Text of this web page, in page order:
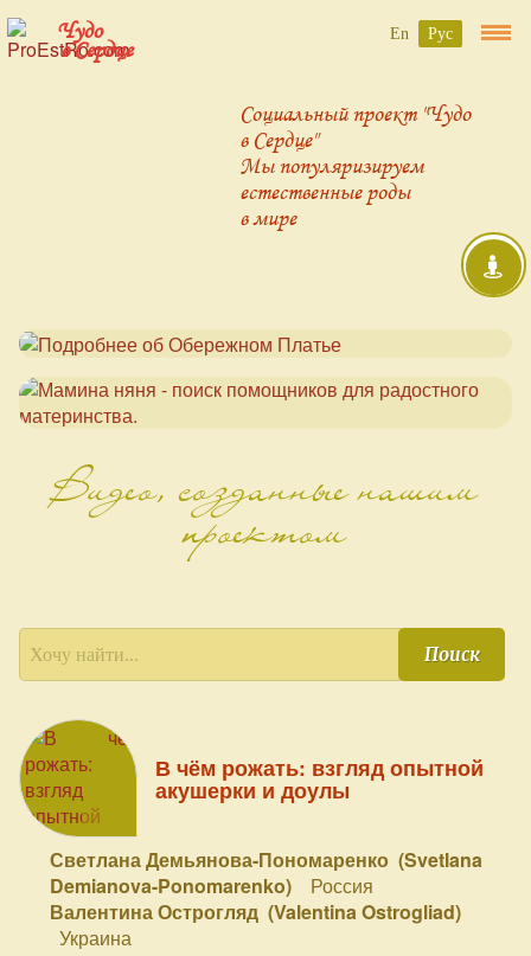
Чудо
в Сердце
Социальный проект "Чудо
в Сердце"
Мы популяризируем
естественные роды
в мире
Видео, созданные нашим
проектом
Поиск
В чём рожать: взгляд опытной
акушерки и доулы
Светлана Демьянова-Пономаренко (Svetlana
Demianova-Ponomarenko)
Россия
Валентина Острогляд (Valentina Ostrogliad)
Украина
En Рус